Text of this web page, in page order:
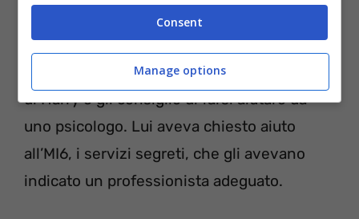
fatto che era il prediletto e a lui andavo i
patrocini migliori. La sua ex, Cressida
Bonas, era spaventata dalla rabbia repressa
di Harry e gli consigliò di farsi aiutare da
uno psicologo. Lui aveva chiesto aiuto
all’MI6, i servizi segreti, che gli avevano
indicato un professionista adeguato.
Consent
Manage options